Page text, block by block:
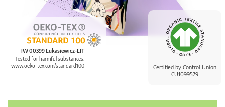
Certified by Control Union
CU1099579
IW 00399 Łukasiewicz-ŁIT
Tested for harmful substances.
www.oeko-tex.com/standard100